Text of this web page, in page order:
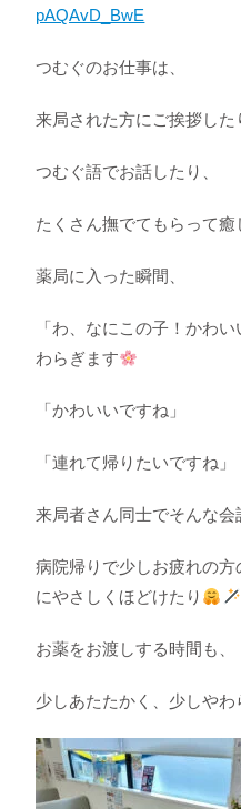
pAQAvD_BwE
つむぐのお仕事は、
来局された方にご挨拶した
つむぐ語でお話したり、
たくさん撫でてもらって癒
薬局に入った瞬間、
「わ、なにこの子！かわい
わらぎます
「かわいいですね」
「連れて帰りたいですね」
来局者さん同士でそんな会
病院帰りで少しお疲れの方
にやさしくほどけたり
お薬をお渡しする時間も、
少しあたたかく、少しやわ